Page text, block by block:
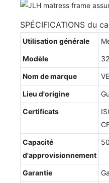
SPÉCIFICATIONS du
Utilisation générale
Modèle
Nom de marque
Lieu d'origine
Certificats
Capacité
d'approvisionnement
Garantie